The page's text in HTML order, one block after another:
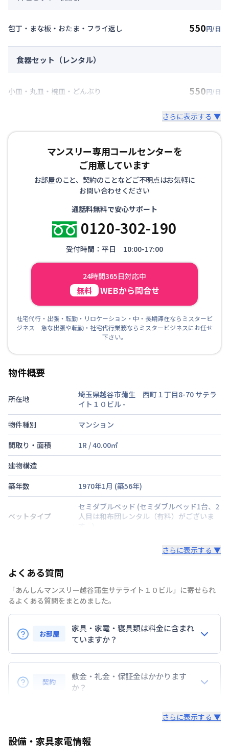
包丁・まな板・おたま・フライ返し 550円/日
食器セット（レンタル）
小皿・丸皿・椀皿・どんぶり 550円/日
さらに表示する ▼
マンスリー専用コールセンターを
ご用意しています
お部屋のこと、契約のことなどご不明点はお気軽に
お問い合わせください
通話料無料で安心サポート
0120-302-190
受付時間：平日 10:00-17:00
24時間365日対応中
無料 WEBから問合せ
社宅代行・出張・転勤・リロケーション・中・長期滞在ならミスタービ
ジネス 急な出張や転勤・社宅代行業務ならミスタービジネスにお任せ
下さい。
物件概要
所在地
埼玉県越谷市蒲生 西町１丁目8-70 サテラ
イト１０ビル -
物件種別
マンション
間取り・面積
1R /40.00㎡
建物構造
築年数
1970年1月 (築56年)
ベットタイプ
セミダブルベッド (セミダブルベッド1台、2
人目は和布団レンタル（有料）がございま
鍵の種類
部屋の向き
タイプによって異なる
禁煙・喫煙
禁煙
交通
東武伊勢崎・大師線蒲生駅徒歩3分
東武伊勢崎・大師線
分
定員
駐車場
あり(空き要確認)
さらに表示する ▼
よくある質問
「あんしんマンスリー越谷蒲生サテライト１０ビル」に寄せられ
るよくある質問をまとめました。
お部屋
家具・家電・寝具類は料金に含まれ
ていますか？
テレビ・冷蔵庫等の家電製品やベッド・シーツ類等の
寝具類はもちろん、料金に含まれております。
備品や設備はお部屋によって異なりますので物件詳細
契約
敷金・礼金・保証金はかかります
か？
さらに表示する ▼
設備・家具家電情報